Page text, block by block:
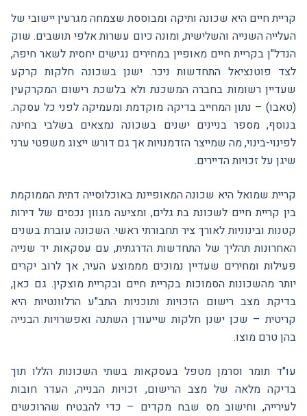
קריית חיים היא שכונה ותיקה ומבוססת שצמחה מגרעין יישובי של
העלייה השנייה והשלישית, ומונה כיום עשרות אלפי תושבים. שוק
הנדל"ן בקריית חיים מאופיין במחירים נגישים יחסית לשאר חיפה,
לצד פוטנציאל התחדשות ניכר. ישנן בשכונה חלקות קרקע
שעדיין רשומות בחברה המשכנת ולא בלשכת רישום המקרקעין
(טאבו) – נתון המחייב בדיקה מוקדמת ומעמיקה לפני כל עסקה.
בנוסף, מספר בניינים ישנים בשכונה נמצאים בשלבי בחינה
לפינוי-בינוי, מה שמייצר הזדמנויות אך גם דורש ייצוג משפטי ערני
שיגן על זכויות הדיירים.
קריית שמואל היא שכונה המאופיינת באוכלוסייה דתית הממוקמת
בין קריית חיים לשכונת בת גלים, ומציעה מגוון נכסים של דירות
קטנות ובינוניות לאורך ציר תחבורתי ראשי. השכונה עוברת בשנים
האחרונות תהליך של התחדשות הדרגתית, עם עסקאות יד שנייה
פעילות ומחירים שעדיין נמוכים מממוצע העיר, אך לרוב יקרים
יותר מהשכונות הסמוכות בקריית חיים ובקריית מוצקין. גם כאן,
בדיקת מצב רישום הזכויות ותוכניות התב"ע הרלוונטיות היא
קריטית – שכן ישנן חלקות שייעודן השתנה ואפשרויות הבנייה
בהן טרם מוצו.
עו"ד תומר וסרמן מטפל בעסקאות בשתי השכונות הללו תוך
בדיקה מלאה של מצב הרישום, זכויות הבנייה, העדר חובות
לעירייה, וחישוב מס שבח מקדים – כדי להבטיח שהרוכשים